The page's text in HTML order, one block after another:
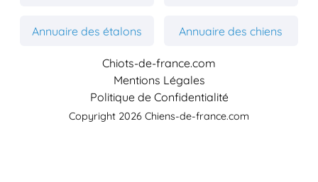
Annuaire des étalons Annuaire des chiens
Chiots-de-france.com
Mentions Légales
Politique de Confidentialité
Copyright 2026 Chiens-de-france.com